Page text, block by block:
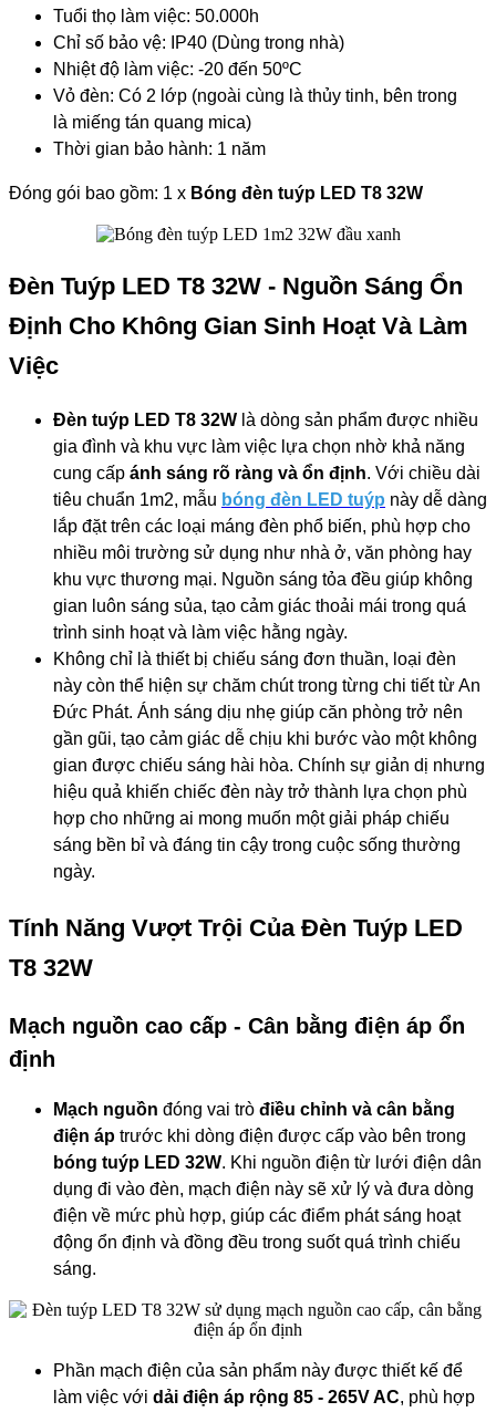
Tuổi thọ làm việc: 50.000h
Chỉ số bảo vệ: IP40 (Dùng trong nhà)
Nhiệt độ làm việc: -20 đến 50ºC
Vỏ đèn: Có 2 lớp (ngoài cùng là thủy tinh, bên trong
là miếng tán quang mica)
Thời gian bảo hành: 1 năm
Đóng gói bao gồm: 1 x Bóng đèn tuýp LED T8 32W
Đèn Tuýp LED T8 32W - Nguồn Sáng Ổn
Định Cho Không Gian Sinh Hoạt Và Làm
Việc
Đèn tuýp LED T8 32W là dòng sản phẩm được nhiều
gia đình và khu vực làm việc lựa chọn nhờ khả năng
cung cấp ánh sáng rõ ràng và ổn định. Với chiều dài
tiêu chuẩn 1m2, mẫu bóng đèn LED tuýp này dễ dàng
lắp đặt trên các loại máng đèn phổ biến, phù hợp cho
nhiều môi trường sử dụng như nhà ở, văn phòng hay
khu vực thương mại. Nguồn sáng tỏa đều giúp không
gian luôn sáng sủa, tạo cảm giác thoải mái trong quá
trình sinh hoạt và làm việc hằng ngày.
Không chỉ là thiết bị chiếu sáng đơn thuần, loại đèn
này còn thể hiện sự chăm chút trong từng chi tiết từ An
Đức Phát. Ánh sáng dịu nhẹ giúp căn phòng trở nên
gần gũi, tạo cảm giác dễ chịu khi bước vào một không
gian được chiếu sáng hài hòa. Chính sự giản dị nhưng
hiệu quả khiến chiếc đèn này trở thành lựa chọn phù
hợp cho những ai mong muốn một giải pháp chiếu
sáng bền bỉ và đáng tin cậy trong cuộc sống thường
ngày.
Tính Năng Vượt Trội Của Đèn Tuýp LED
T8 32W
Mạch nguồn cao cấp - Cân bằng điện áp ổn
định
Mạch nguồn đóng vai trò điều chỉnh và cân bằng
điện áp trước khi dòng điện được cấp vào bên trong
bóng tuýp LED 32W. Khi nguồn điện từ lưới điện dân
dụng đi vào đèn, mạch điện này sẽ xử lý và đưa dòng
điện về mức phù hợp, giúp các điểm phát sáng hoạt
động ổn định và đồng đều trong suốt quá trình chiếu
sáng.
Phần mạch điện của sản phẩm này được thiết kế để
làm việc với dải điện áp rộng 85 - 265V AC, phù hợp